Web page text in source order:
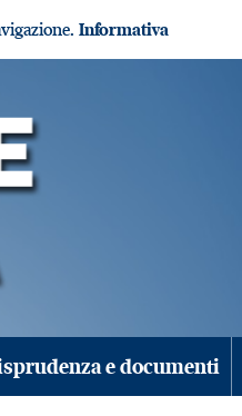
Informativa
e documenti